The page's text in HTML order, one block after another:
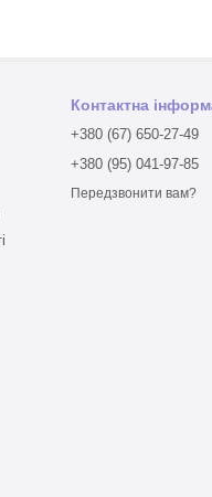
Контактна
+380 (67) 650-27-49
+380 (95) 041-97-85
Передзвонити вам?